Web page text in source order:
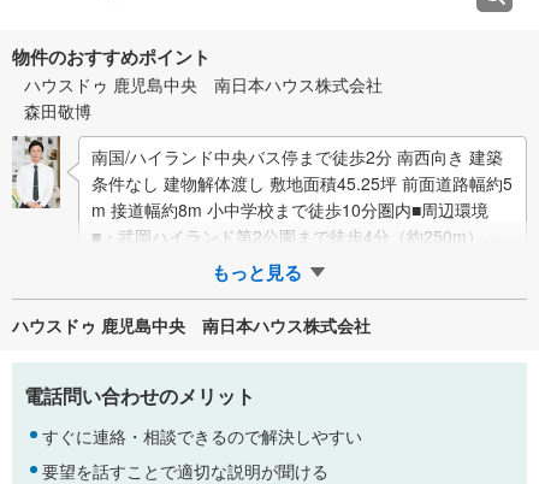
物件のおすすめポイント
ハウスドゥ 鹿児島中央 南日本ハウス株式会社
森田敬博
南国/ハイランド中央バス停まで徒歩2分 南西向き 建築
条件なし 建物解体渡し 敷地面積45.25坪 前面道路幅約5
m 接道幅約8m 小中学校まで徒歩10分圏内■周辺環境
■・武岡ハイランド第2公園まで徒歩4分（約250m）・
もっと見る
ハウスドゥ 鹿児島中央 南日本ハウス株式会社
電話問い合わせのメリット
すぐに連絡・相談できるので解決しやすい
要望を話すことで適切な説明が聞ける